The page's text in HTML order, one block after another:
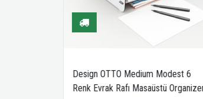
Design OTTO Medium Modest 6
Renk Evrak Rafı Masaüstü Organizer